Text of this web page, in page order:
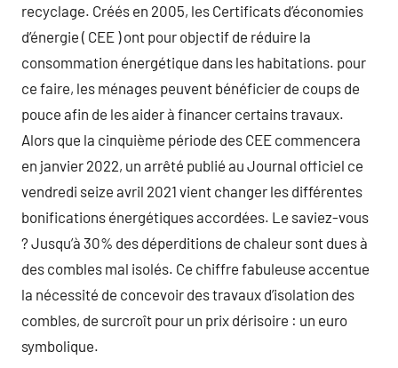
recyclage. Créés en 2005, les Certificats d’économies
d’énergie ( CEE ) ont pour objectif de réduire la
consommation énergétique dans les habitations. pour
ce faire, les ménages peuvent bénéficier de coups de
pouce afin de les aider à financer certains travaux.
Alors que la cinquième période des CEE commencera
en janvier 2022, un arrêté publié au Journal officiel ce
vendredi seize avril 2021 vient changer les différentes
bonifications énergétiques accordées. Le saviez-vous
? Jusqu’à 30% des déperditions de chaleur sont dues à
des combles mal isolés. Ce chiffre fabuleuse accentue
la nécessité de concevoir des travaux d’isolation des
combles, de surcroît pour un prix dérisoire : un euro
symbolique.